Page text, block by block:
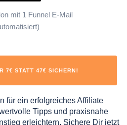
mit 1 Funnel E-Mail
7€ STATT 47€ SICHERN!
für ein erfolgreiches Affiliate
Tipps und praxisnahe
erleichtern. Sichere Dir jetzt